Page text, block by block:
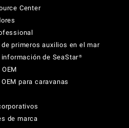
Center
primeros auxilios en el mar
de SeaStar®
para caravanas
de marca